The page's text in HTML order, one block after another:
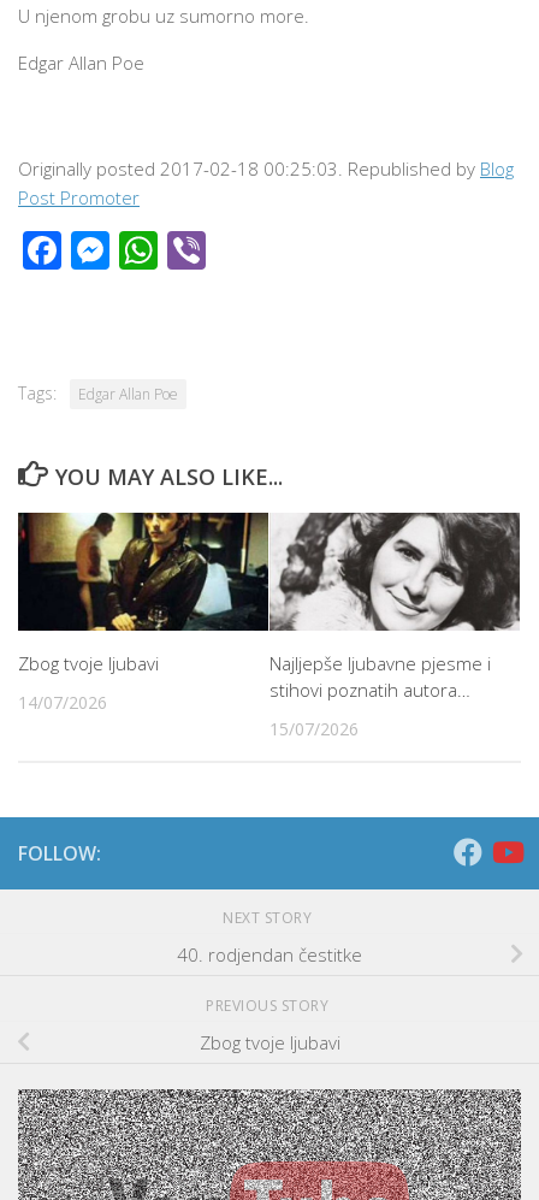
U njenom grobu uz sumorno more.
Edgar Allan Poe
Originally posted 2017-02-18 00:25:03. Republished by Blog
Post Promoter
Facebook
Messenger
WhatsApp
Tags: Edgar Allan Poe
YOU MAY ALSO LIKE...
Zbog tvoje ljubavi
14/07/2026
Najljepše ljubavne pjesme i
stihovi poznatih autora…
15/07/2026
FOLLOW:
NEXT STORY
40. rodjendan čestitke
PREVIOUS STORY
Zbog tvoje ljubavi